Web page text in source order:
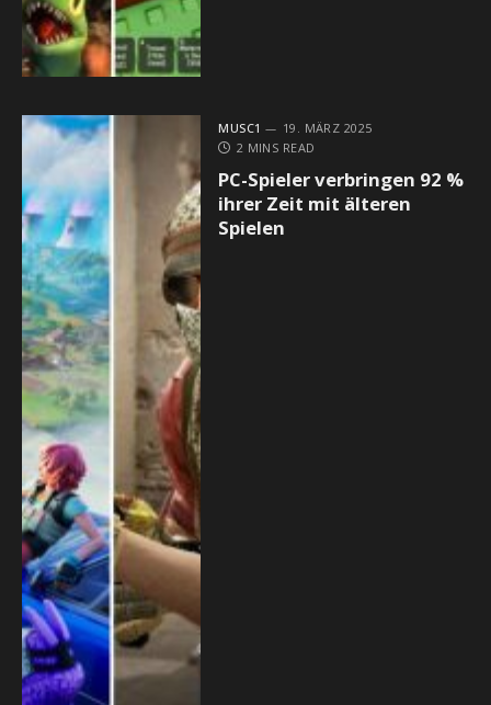
MUSC1
19. MÄRZ 2025
2 MINS READ
PC-Spieler verbringen 92 %
ihrer Zeit mit älteren
Spielen